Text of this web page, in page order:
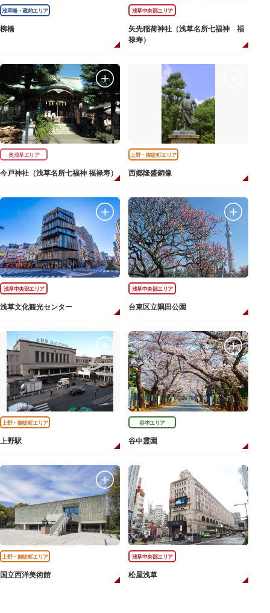
浅草橋・蔵前エリア
柳橋
浅草中央部エリア
矢先稲荷神社（浅草名所七福神 福
禄寿）
奥浅草エリア
今戸神社（浅草名所七福神 福禄寿）
上野・御徒町エリア
西郷隆盛銅像
浅草中央部エリア
浅草文化観光センター
浅草中央部エリア
台東区立隅田公園
上野・御徒町エリア
上野駅
谷中エリア
谷中霊園
上野・御徒町エリア
国立西洋美術館
浅草中央部エリア
松屋浅草